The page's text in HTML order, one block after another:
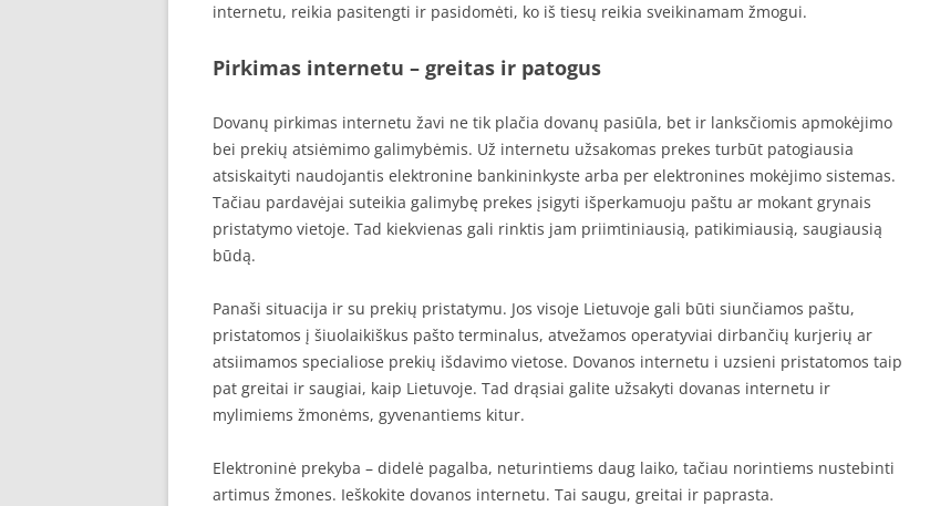
internetu, reikia pasitengti ir pasidomėti, ko iš tiesų reikia sveikinamam žmogui.
Pirkimas internetu – greitas ir patogus
Dovanų pirkimas internetu žavi ne tik plačia dovanų pasiūla, bet ir lanksčiomis apmokėjimo
bei prekių atsiėmimo galimybėmis. Už internetu užsakomas prekes turbūt patogiausia
atsiskaityti naudojantis elektronine bankininkyste arba per elektronines mokėjimo sistemas.
Tačiau pardavėjai suteikia galimybę prekes įsigyti išperkamuoju paštu ar mokant grynais
pristatymo vietoje. Tad kiekvienas gali rinktis jam priimtiniausią, patikimiausią, saugiausią
būdą.
Panaši situacija ir su prekių pristatymu. Jos visoje Lietuvoje gali būti siunčiamos paštu,
pristatomos į šiuolaikiškus pašto terminalus, atvežamos operatyviai dirbančių kurjerių ar
atsiimamos specialiose prekių išdavimo vietose. Dovanos internetu i uzsieni pristatomos taip
pat greitai ir saugiai, kaip Lietuvoje. Tad drąsiai galite užsakyti dovanas internetu ir
mylimiems žmonėms, gyvenantiems kitur.
Elektroninė prekyba – didelė pagalba, neturintiems daug laiko, tačiau norintiems nustebinti
artimus žmones. Ieškokite dovanos internetu. Tai saugu, greitai ir paprasta.